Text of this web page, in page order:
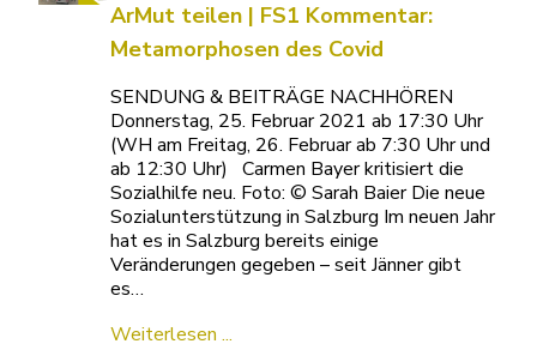
ArMut teilen | FS1 Kommentar:
Metamorphosen des Covid
SENDUNG & BEITRÄGE NACHHÖREN
Donnerstag, 25. Februar 2021 ab 17:30 Uhr
(WH am Freitag, 26. Februar ab 7:30 Uhr und
ab 12:30 Uhr) Carmen Bayer kritisiert die
Sozialhilfe neu. Foto: © Sarah Baier Die neue
Sozialunterstützung in Salzburg Im neuen Jahr
hat es in Salzburg bereits einige
Veränderungen gegeben – seit Jänner gibt
es…
Weiterlesen ...